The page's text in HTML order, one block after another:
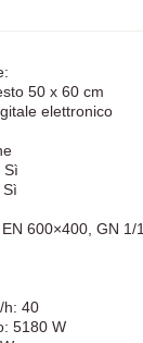
50 x 60 cm
elettronico
Sì
Sì
600×400, GN 1/1
h: 40
5180 W